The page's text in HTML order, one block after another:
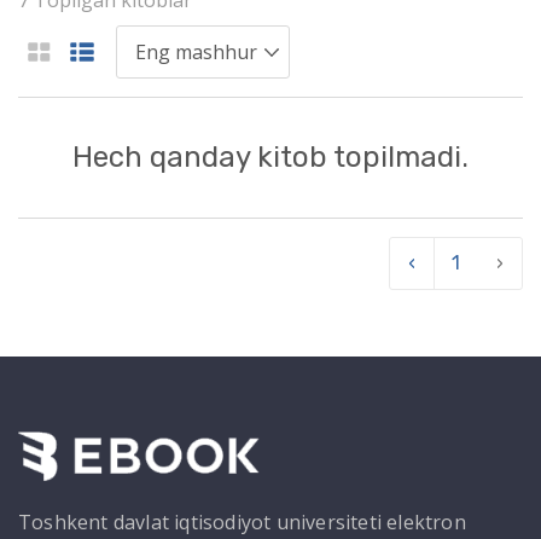
Hech qanday kitob topilmadi.
‹ 1 ›
Toshkent davlat iqtisodiyot universiteti elektron